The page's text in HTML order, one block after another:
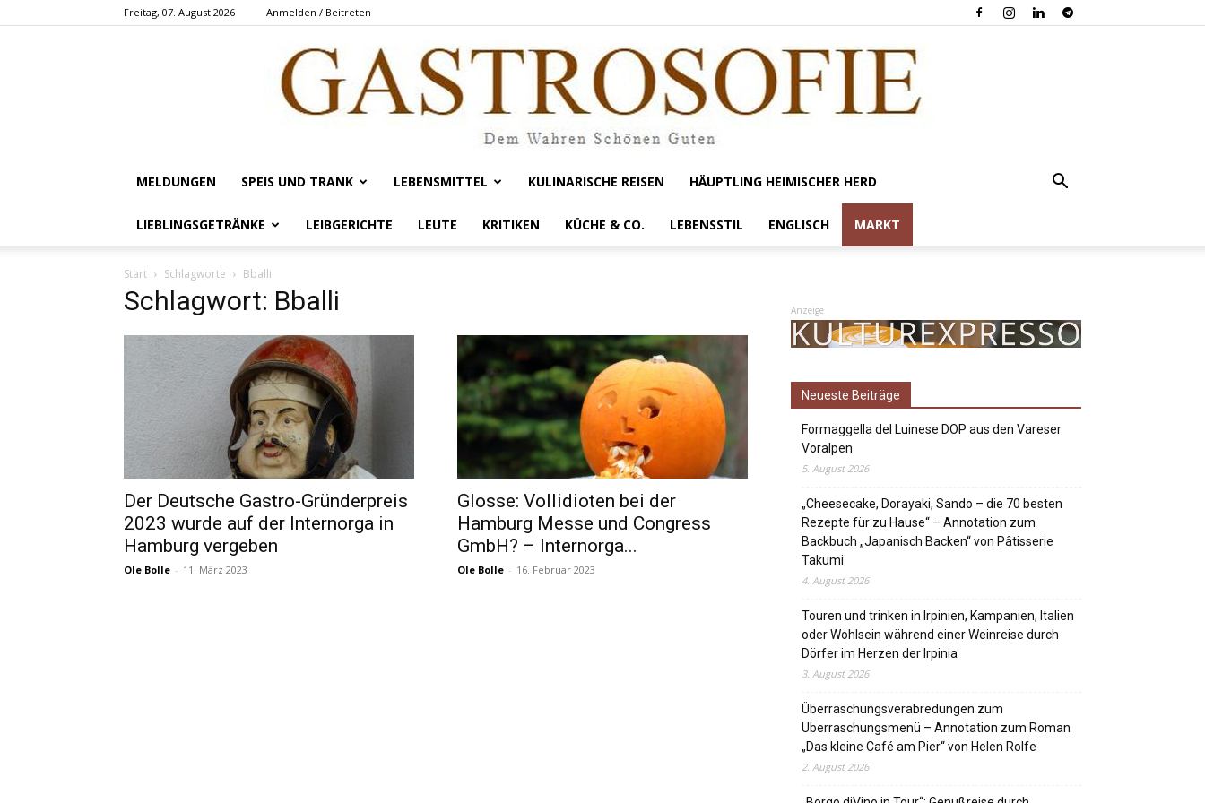
Freitag, 07. August 2026 Anmelden / Beitreten
Gastrosofie
MELDUNGEN SPEIS UND TRANK LEBENSMITTEL KULINARISCHE REISEN HÄUPTLING HEIMISCHER HERD
LIEBLINGSGETRÄNKE LEIBGERICHTE LEUTE KRITIKEN KÜCHE & CO. LEBENSSTIL ENGLISCH MARKT
Start Schlagworte Bballi
Schlagwort: Bballi
Der Deutsche Gastro-Gründerpreis
2023 wurde auf der Internorga in
Hamburg vergeben
Ole Bolle - 11. März 2023
Glosse: Vollidioten bei der
Hamburg Messe und Congress
GmbH? – Internorga...
Ole Bolle - 16. Februar 2023
Anzeige
Neueste Beiträge
Formaggella del Luinese DOP aus den Vareser
Voralpen
5. August 2026
„Cheesecake, Dorayaki, Sando – die 70 besten
Rezepte für zu Hause“ – Annotation zum
Backbuch „Japanisch Backen“ von Pâtisserie
Takumi
4. August 2026
Touren und trinken in Irpinien, Kampanien, Italien
oder Wohlsein während einer Weinreise durch
Dörfer im Herzen der Irpinia
3. August 2026
Überraschungsverabredungen zum
Überraschungsmenü – Annotation zum Roman
„Das kleine Café am Pier“ von Helen Rolfe
2. August 2026